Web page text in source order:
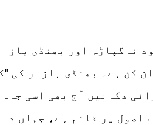
کن ہے۔ بھنڈی بازار کی
دکانیں آج بھی اسی جاہ
اصول پر قائم ہے، جہاں